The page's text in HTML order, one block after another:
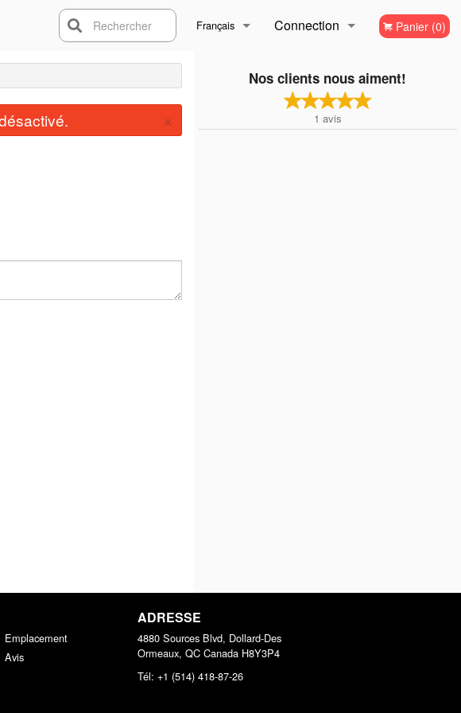
Français
English
Connection
Inscription
Panier (0)
Rechercher
Nos clients nous aiment!
1 avis
×
Emplacement
Avis
ADRESSE
4880 Sources Blvd, Dollard-Des
Ormeaux, QC Canada H8Y3P4
Tél: +1 (514) 418-87-26